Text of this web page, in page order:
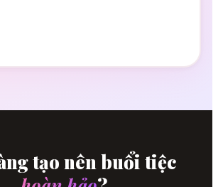
tạo nên buổi tiệc